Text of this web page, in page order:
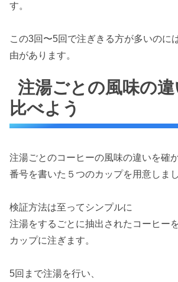
す。
この3回〜5回で注ぎきる方が多いのに
由があります。
注湯ごとの風味の
比べよう
注湯ごとのコーヒーの風味の違いを確
番号を書いた５つのカップを用意しまし
検証方法は至ってシンプルに
注湯をするごとに抽出されたコーヒー
カップに注ぎます。
5回まで注湯を行い、